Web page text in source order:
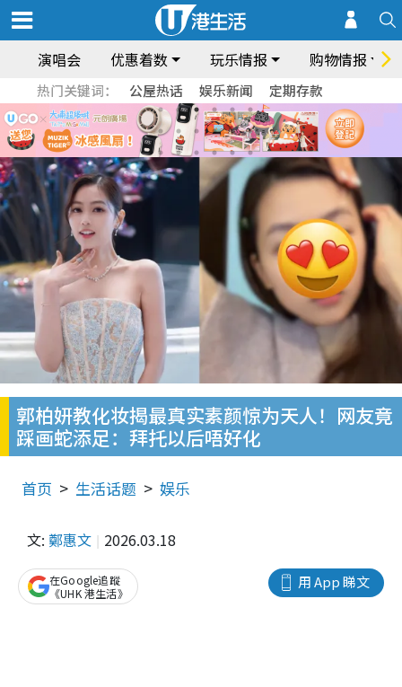
演唱会 优惠着数 玩乐情报 购物情报
热门关键词： 公屋热话 娱乐新闻 定期存款
郭柏妍教化妆揭最真实素颜惊为天人！网友竟
踩画蛇添足：拜托以后唔好化
首页 生活话题 娱乐
文: 鄭惠文 2026.03.18
用 App 睇文
在Google追蹤
《UHK 港生活》